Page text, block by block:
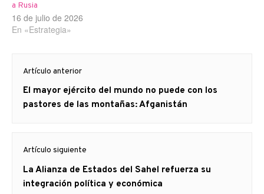
a Rusia
16 de julio de 2026
En «Estrategia»
de
entradas
Artículo anterior
Artículo
anterior
El mayor ejército del mundo no puede con los
pastores de las montañas: Afganistán
Artículo siguiente
Artículo
siguiente:
La Alianza de Estados del Sahel refuerza su
integración política y económica